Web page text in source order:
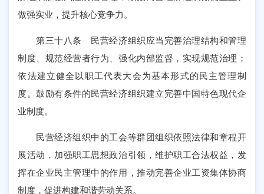
做强实业，提升核心竞争力。
第三十八条 民营经济组织应当完善治理结构和管理
制度、规范经营者行为、强化内部监督，实现规范治理；
依法建立健全以职工代表大会为基本形式的民主管理制
度。鼓励有条件的民营经济组织建立完善中国特色现代企
业制度。
民营经济组织中的工会等群团组织依照法律和章程开
展活动，加强职工思想政治引领，维护职工合法权益，发
挥在企业民主管理中的作用，推动完善企业工资集体协商
制度，促进构建和谐劳动关系。